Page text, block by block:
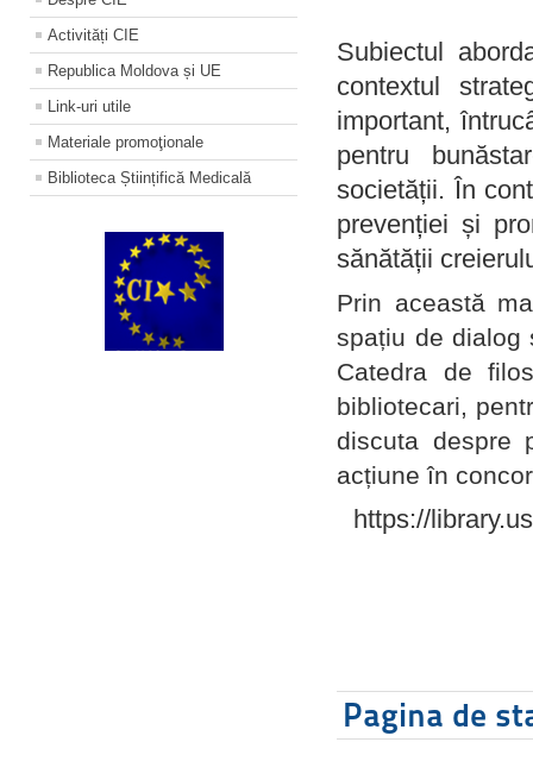
Activități CIE
Republica Moldova și UE
Link-uri utile
Materiale promoţionale
Biblioteca Științifică Medicală
Subiectul
contextul
important,
pentru
societății. În
prevenției și
sănătății
Prin această
spațiu de dialog
Catedra de
bibliotecari,
discuta despre
acțiune în
https://
Pagina de